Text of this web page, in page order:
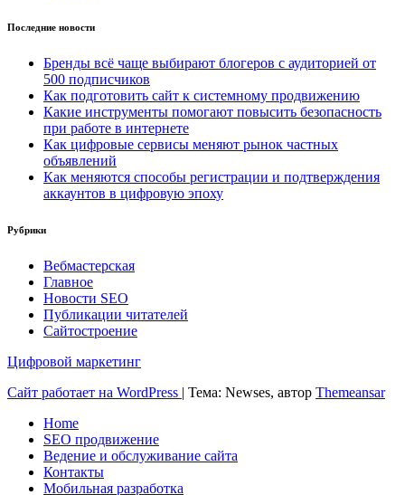
Последние новости
Бренды всё чаще выбирают блогеров с аудиторией от
500 подписчиков
Как подготовить сайт к системному продвижению
Какие инструменты помогают повысить безопасность
при работе в интернете
Как цифровые сервисы меняют рынок частных
объявлений
Как меняются способы регистрации и подтверждения
аккаунтов в цифровую эпоху
Рубрики
Вебмастерская
Главное
Новости SEO
Публикации читателей
Сайтостроение
Цифровой маркетинг
Сайт работает на WordPress | Тема: Newses, автор Themeansar
Home
SEO продвижение
Ведение и обслуживание сайта
Контакты
Мобильная разработка